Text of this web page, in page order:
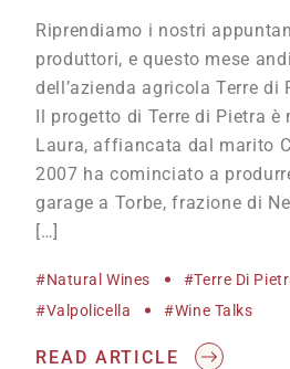
Riprendiamo i nostri
produttori, e questo mese
dell’azienda agricola Terre di
Il progetto di Terre di Pietra è
Laura, affiancata dal marito
2007 ha cominciato a
garage a Torbe, frazione di
[…]
#natural Wines
#terre Di
#Valpolicella
#wine Talks
READ ARTICLE